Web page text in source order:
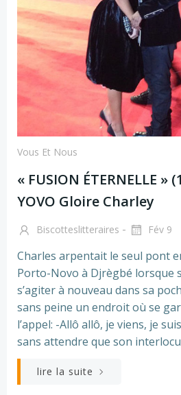
Vous Et Nous
« FUSION ÉTERNELLE »
YOVO Gloire Charley
Biscotteslitteraires - Fév 9
Charles arpentait le seul pont
Porto-Novo à Djrègbé lorsque
s’agiter à nouveau dans sa
sans peine un endroit où se
l’appel: -Allô allô, je viens, je
sans attendre que son
lire la suite